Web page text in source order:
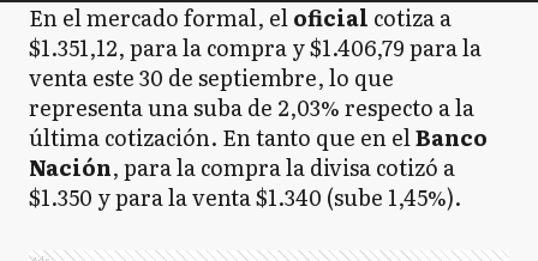
En el mercado formal, eloficial cotiza a
$1.351,12, para la compra y $1.406,79 para la
venta este 30 de septiembre, lo que
representa una suba de 2,03% respecto a la
última cotización. En tanto que en elBanco
Nación, para la compra la divisa cotizó a
$1.350 y para la venta $1.340 (sube 1,45%).